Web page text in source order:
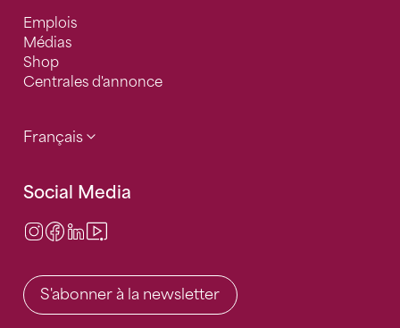
Emplois
Médias
Shop
Centrales d'annonce
Français
Social Media
Instagram
Facebook
LinkedIn
S'abonner à la newsletter